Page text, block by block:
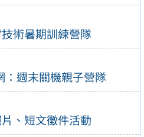
術暑期訓練營隊
週末關機親子營隊
、短文徵件活動